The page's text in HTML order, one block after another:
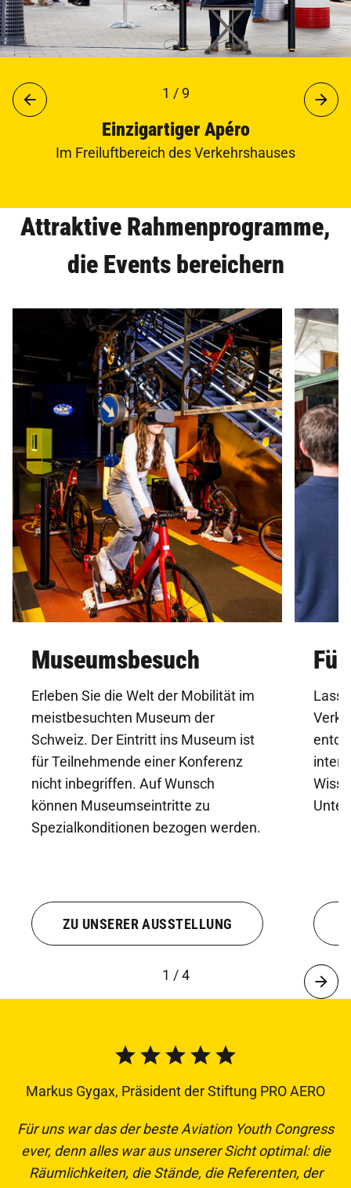
1 / 9
Einzigartiger Apéro
Im Freiluftbereich des Verkehrshauses
Attraktive Rahmenprogramme,
die Events bereichern
Museumsbesuch
Erleben Sie die Welt der Mobilität im
meistbesuchten Museum der
Schweiz. Der Eintritt ins Museum ist
für Teilnehmende einer Konferenz
nicht inbegriffen. Auf Wunsch
können Museumseintritte zu
Spezialkonditionen bezogen werden.
ZU UNSERER AUSSTELLUNG
1 / 4
Markus Gygax, Präsident der Stiftung PRO AERO
Für uns war das der beste Aviation Youth Congress
ever, denn alles war aus unserer Sicht optimal: die
Räumlichkeiten, die Stände, die Referenten, der